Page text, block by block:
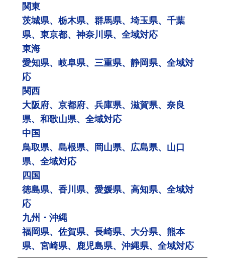
関東
茨城県、栃木県、群馬県、埼玉県、千葉
県、東京都、神奈川県、全域対応
東海
愛知県、岐阜県、三重県、静岡県、全域対
応
関西
大阪府、京都府、兵庫県、滋賀県、奈良
県、和歌山県、全域対応
中国
鳥取県、島根県、岡山県、広島県、山口
県、全域対応
四国
徳島県、香川県、愛媛県、高知県、全域対
応
九州・沖縄
福岡県、佐賀県、長崎県、大分県、熊本
県、宮崎県、鹿児島県、沖縄県、全域対応